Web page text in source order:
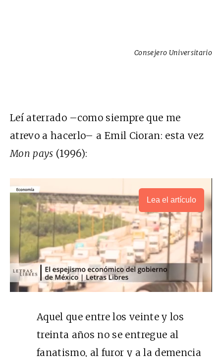
Consejero Universitario
Leí aterrado –como siempre que me
atrevo a hacerlo– a Emil Cioran: esta vez
Mon pays (1996):
Lea el artículo
Aquel que entre los veinte y los
treinta años no se entregue al
fanatismo, al furor y a la demencia